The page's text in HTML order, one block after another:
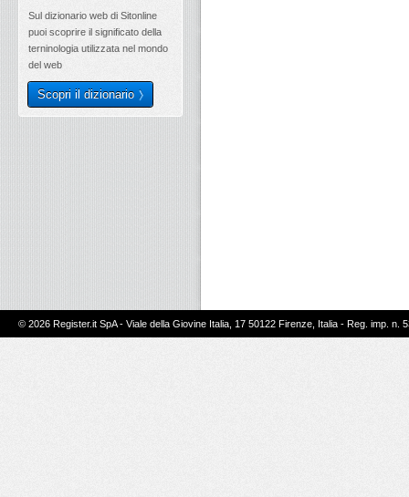
Sul dizionario web di Sitonline
puoi scoprire il significato della
terninologia utilizzata nel mondo
del web
Scopri il dizionario
© 2026 Register.it SpA - Viale della Giovine Italia, 17 50122 Firenze, Italia - Reg. imp.